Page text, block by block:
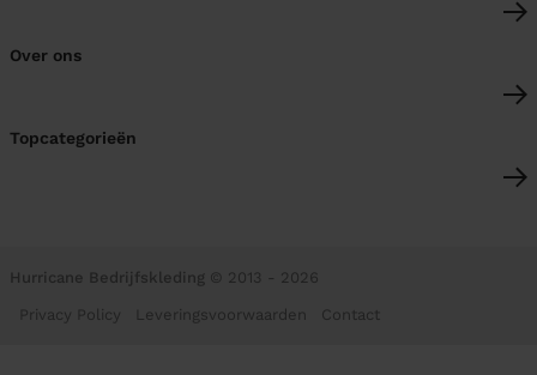
Over ons
Topcategorieën
Hurricane Bedrijfskleding © 2013 - 2026
Privacy Policy Leveringsvoorwaarden Contact